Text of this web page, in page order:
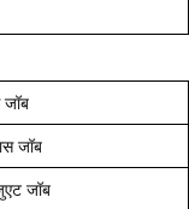
जॉब
जॉब
जॉब